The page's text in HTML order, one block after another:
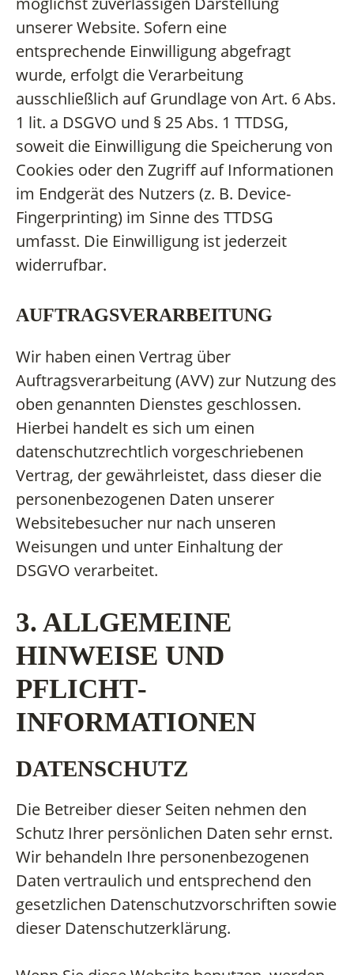
unserer Website. Sofern eine
entsprechende Einwilligung abgefragt
wurde, erfolgt die Verarbeitung
ausschließlich auf Grundlage von Art. 6 Abs.
1 lit. a DSGVO und § 25 Abs. 1 TTDSG,
soweit die Einwilligung die Speicherung von
Cookies oder den Zugriff auf Informationen
im Endgerät des Nutzers (z. B. Device-
Fingerprinting) im Sinne des TTDSG
umfasst. Die Einwilligung ist jederzeit
widerrufbar.
AUFTRAGSVERARBEITUNG
Wir haben einen Vertrag über
Auftragsverarbeitung (AVV) zur Nutzung des
oben genannten Dienstes geschlossen.
Hierbei handelt es sich um einen
datenschutzrechtlich vorgeschriebenen
Vertrag, der gewährleistet, dass dieser die
personenbezogenen Daten unserer
Websitebesucher nur nach unseren
Weisungen und unter Einhaltung der
DSGVO verarbeitet.
3. ALLGEMEINE
HINWEISE UND
PFLICHT­
INFORMATIONEN
DATENSCHUTZ
Die Betreiber dieser Seiten nehmen den
Schutz Ihrer persönlichen Daten sehr ernst.
Wir behandeln Ihre personenbezogenen
Daten vertraulich und entsprechend den
gesetzlichen Datenschutzvorschriften sowie
dieser Datenschutzerklärung.